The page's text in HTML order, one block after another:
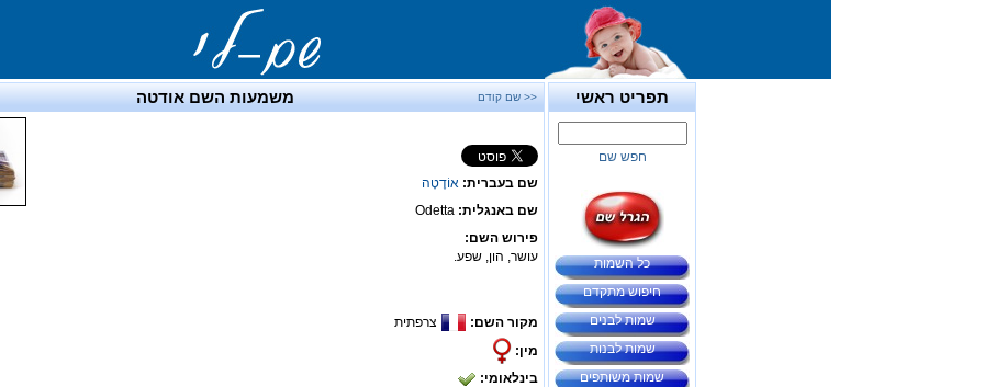
תפריט ראשי
חפש שם
כל השמות
חיפוש מתקדם
שמות לבנים
שמות לבנות
שמות משותפים
<< שם קודם משמעות השם אודטה
שם בעברית: אוֹדֶטָה
שם באנגלית: Odetta
פירוש השם:
עושר, הון, שפע.
מקור השם:
צרפתית
מין:
בינלאומי: